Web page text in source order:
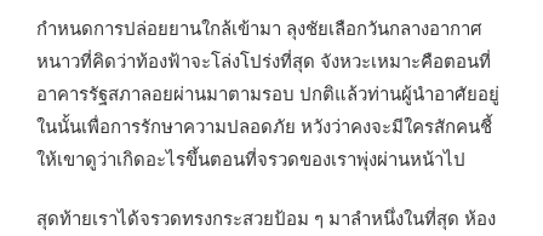
กำหนดการปล่อยยานใกล้เข้ามา ลุงชัยเลือกวันกลางอากาศ
หนาวที่คิดว่าท้องฟ้าจะโล่งโปร่งที่สุด จังหวะเหมาะคือตอนที่
อาคารรัฐสภาลอยผ่านมาตามรอบ ปกติแล้วท่านผู้นำอาศัยอยู่
ในนั้นเพื่อการรักษาความปลอดภัย หวังว่าคงจะมีใครสักคนชี้
ให้เขาดูว่าเกิดอะไรขึ้นตอนที่จรวดของเราพุ่งผ่านหน้าไป
สุดท้ายเราได้จรวดทรงกระสวยป้อม ๆ มาลำหนึ่งในที่สุด ห้อง